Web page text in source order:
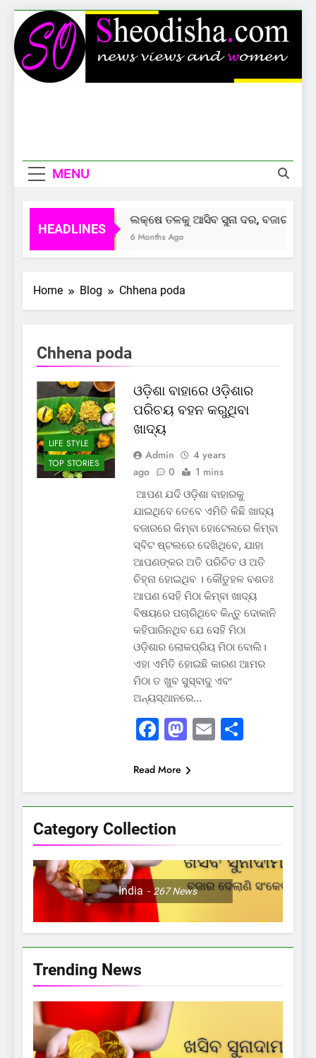
Skip
to
content
MENU
HEADLINES
ଲକ୍ଷେ ତଳକୁ ଆସିବ ସୁନା ଦର, ବଜାର
6 Months Ago
Home Blog Chhena poda
Category Collection
India 267News
Chhena poda
LIFE STYLE
TOP STORIES
ଓଡ଼ିଶା ବାହାରେ ଓଡ଼ିଶାର
ପରିଚୟ ବହନ କରୁଥିବା
ଖାଦ୍ୟ
Admin
4 years
ago
0 1 mins
ଆପଣ ଯଦି ଓଡ଼ିଶା ବାହାରକୁ
ଯାଇଥିବେ ତେବେ ଏମିତି କିଛି ଖାଦ୍ୟ
ବଜାରରେ କିମ୍ବା ହୋଟେଲରେ କିମ୍ବା
ସ୍ବିଟ ଷ୍ଟଲରେ ଦେଖିଥିବେ, ଯାହା
ଆପଣଙ୍କର ଅତି ପରିଚିତ ଓ ଅତି
ଚିହ୍ନା ହୋଇଥିବ । କୌତୁହଳ ବଶତଃ
ଆପଣ ସେହି ମିଠା କିମ୍ବା ଖାଦ୍ୟ
ବିଷୟରେ ପଚାରିଥିବେ କିନ୍ତୁ ଦୋକାନି
କହିପାରିନଥିବ ଯେ ସେହି ମିଠା
ଓଡ଼ିଶାର ଲୋକପ୍ରିୟ ମିଠା ବୋଲି।
ଏହା ଏମିତି ହୋଇଛି କାରଣ ଆମର
ମିଠା ତ ଖୁବ ସୁସ୍ବାଦୁ ଏବଂ
ଅନ୍ୟସ୍ଥାନରେ…
Facebook
Mastodon
EmailShare
Read More
Trending News